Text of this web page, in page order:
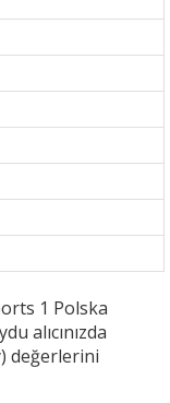
1 Polska
alıcınızda
değerlerini